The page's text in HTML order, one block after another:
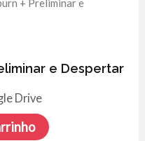
e Despertar
Drive